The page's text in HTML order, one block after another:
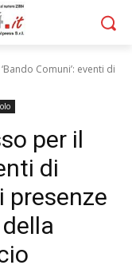
Comuni’: eventi di
per il
di
presenze